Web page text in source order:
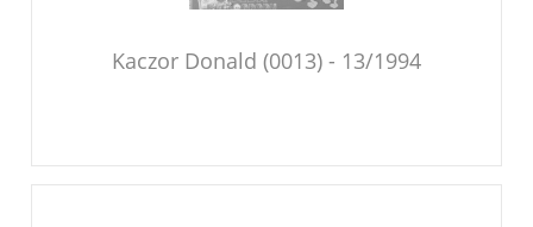
Kaczor Donald (0013) - 13/1994